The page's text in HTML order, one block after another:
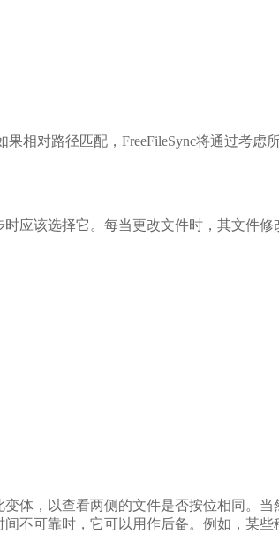
相对路径匹配，FreeFileSync将通过考虑
应该选择它。每当更改文件时，其文件修
体，以查看两侧的文件是否按位相同。当
不可靠时，它可以用作后备。例如，某些